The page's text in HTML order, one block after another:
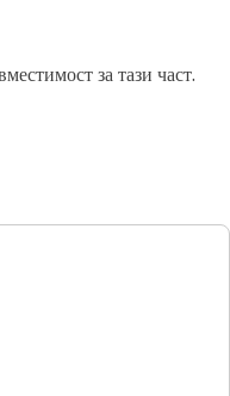
за тази част.